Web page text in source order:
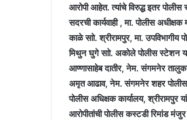
आरोपी आहेत. त्यांचे विरुद्ध इतर
सदरची कार्यवाही , मा. पोलीस
काळे साो. श्रीरामपुर, मा.
मिथुन घुगे साो. अकोले पोलीस स्टेशन
आण्णासाहेब दातीर, नेम. संगमनेर
अमृत आढाव, नेम. संगमनेर शहर
पोलीस अधिक्षक कार्यालय,
आरोपीतांची पोलीस कस्टडी रिमांड